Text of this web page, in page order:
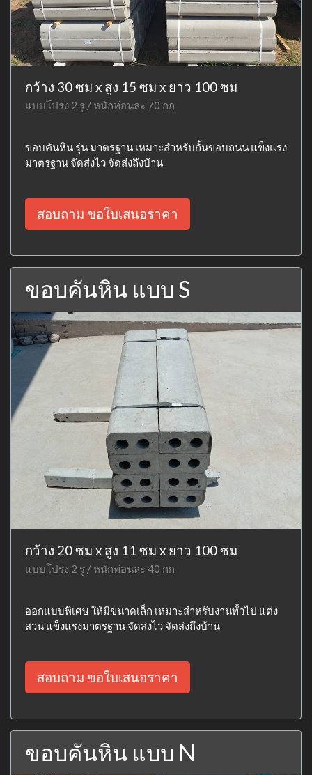
กว้าง 30 ซม x สูง 15 ซม x ยาว 100 ซม
แบบโปร่ง 2 รู / หนักท่อนละ 70 กก
ขอบคันหิน รุ่น มาตรฐาน เหมาะสำหรับกั้นขอบถนน แข็งแรง
มาตรฐาน จัดส่งไว จัดส่งถึงบ้าน
สอบถาม ขอใบเสนอราคา
ขอบคันหิน แบบ S
กว้าง 20 ซม x สูง 11 ซม x ยาว 100 ซม
แบบโปร่ง 2 รู / หนักท่อนละ 40 กก
ออกแบบพิเศษ ให้มีขนาดเล็ก เหมาะสำหรับงานทั้วไป แต่ง
สวน แข็งแรงมาตรฐาน จัดส่งไว จัดส่งถึงบ้าน
สอบถาม ขอใบเสนอราคา
ขอบคันหิน แบบ N